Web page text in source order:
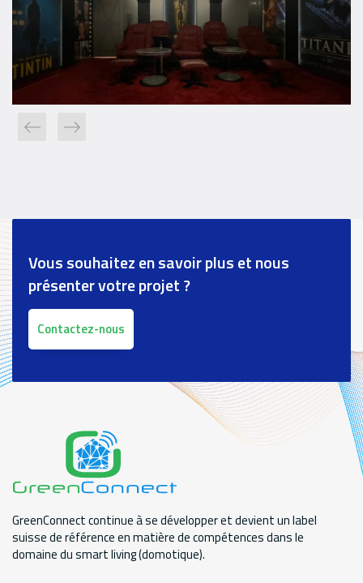
Références
paragraph
Vous souhaitez en savoir plus et nous
présenter votre projet ?
Contactez-nous
GreenConnect continue à se développer et devient un label
suisse de référence en matière de compétences dans le
domaine du smart living (domotique).